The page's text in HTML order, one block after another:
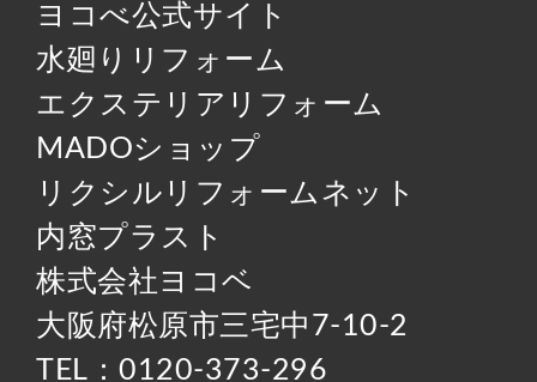
ヨコべ公式サイト
水廻りリフォーム
エクステリアリフォーム
MADOショップ
リクシルリフォームネット
内窓プラスト
株式会社ヨコベ
大阪府松原市三宅中7-10-2
TEL：0120-373-296